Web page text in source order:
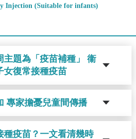
Injection (Suitable for infants)
主題為「疫苗補種」 衞
女復常接種疫苗
專家擔憂兒童間傳播
種疫苗？一文看清幾時